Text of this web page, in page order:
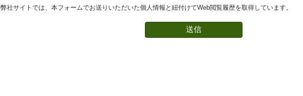
弊社サイトでは、本フォームでお送りいただいた個人情報と紐付けてWeb閲覧履歴を取得しています。